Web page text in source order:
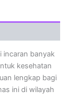
incaran banyak
kesehatan
lengkap bagi
ini di wilayah